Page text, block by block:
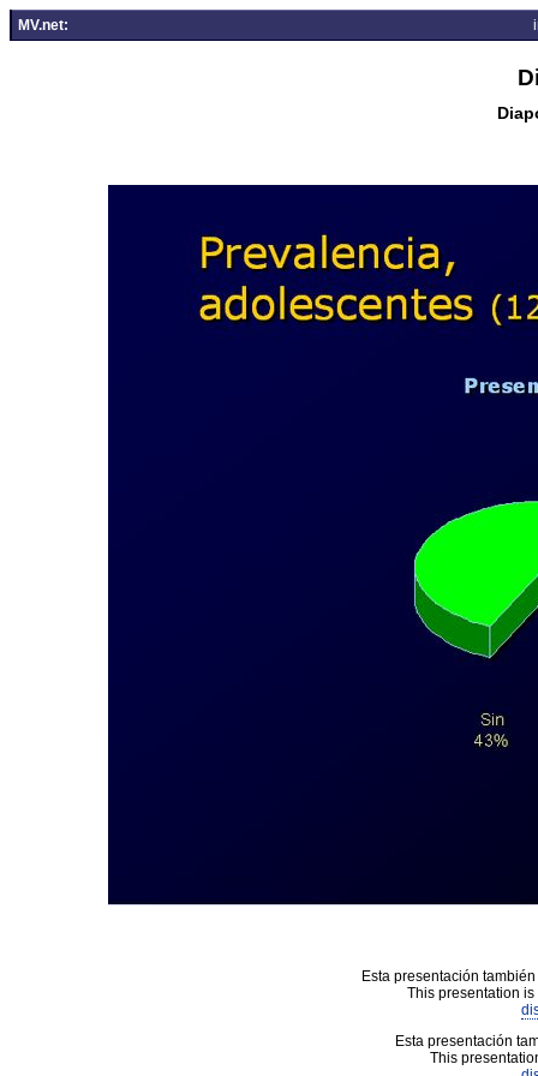
MV.net:
Esta presentación
This presentation
Esta presentación
This